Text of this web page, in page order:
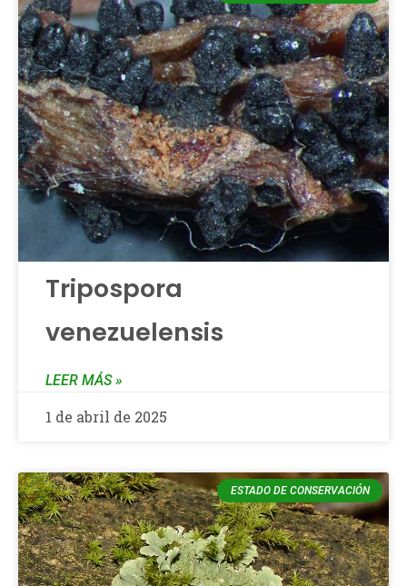
Tripospora
venezuelensis
LEER MÁS »
1 de abril de 2025
ESTADO DE CONSERVACIÓN